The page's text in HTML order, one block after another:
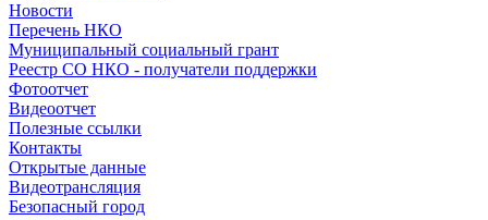
Новости
Перечень НКО
Муниципальный социальный грант
Реестр СО НКО - получатели поддержки
Фотоотчет
Видеоотчет
Полезные ссылки
Контакты
Открытые данные
Видеотрансляция
Безопасный город